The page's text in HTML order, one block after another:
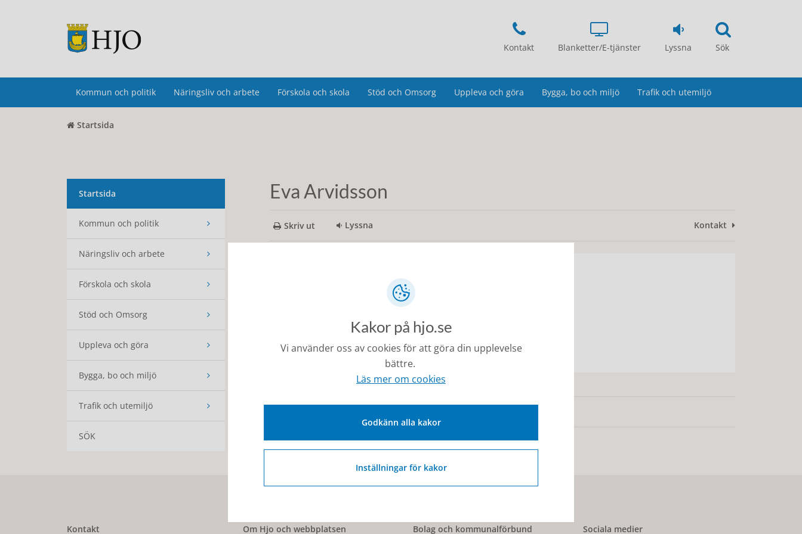
Kontakt Blanketter/E-tjänster Lyssna Sök
Kommun och politik Näringsliv och arbete Förskola och skola Stöd och Omsorg Uppleva och göra Bygga, bo och miljö Trafik och utemiljö
Startsida
Startsida
Kommun och politik
Näringsliv och arbete
Förskola och skola
Stöd och Omsorg
Uppleva och göra
Bygga, bo och miljö
Trafik och utemiljö
SÖK
Eva Arvidsson
Skriv ut Lyssna Kontakt
Specialpedagog Guldkroksskolan 7-9, Introduktionsprogrammen
eva.arvidsson@hjo.se
Kontakt Om Hjo och webbplatsen Bolag och kommunalförbund Sociala medier
Kakor på hjo.se
Vi använder oss av cookies för att göra din upplevelse
bättre.
Läs mer om cookies
Godkänn alla kakor
Inställningar för kakor